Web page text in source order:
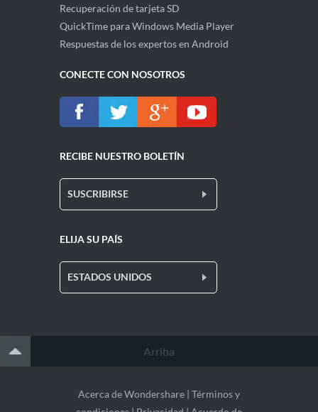
Recuperación de tarjeta SD
QuickTime para Windows Media Player
Respuestas de los expertos en Android
CONECTE CON NOSOTROS
RECIBE NUESTRO BOLETÍN
SUSCRIBIRSE
ELIJA SU PAÍS
ESTADOS UNIDOS
Arriba
Acerca de Wondershare | Términos y